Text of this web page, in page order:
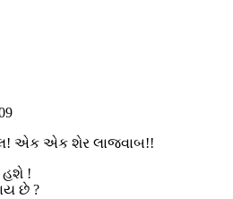
એક એક શેર લાજવાબ!!
હશે !
છે ?